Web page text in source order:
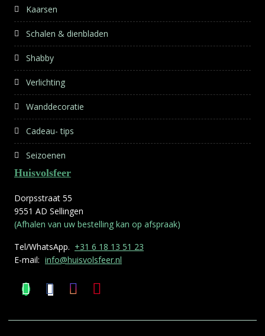
Kaarsen
Schalen & dienbladen
Shabby
Verlichting
Wanddecoratie
Cadeau- tips
Seizoenen
Huisvolsfeer
Dorpsstraat 55
9551 AD Sellingen
(Afhalen van uw bestelling kan op afspraak)
Tel/WhatsApp. +31 6 18 13 51 23
E-mail: info@huisvolsfeer.nl